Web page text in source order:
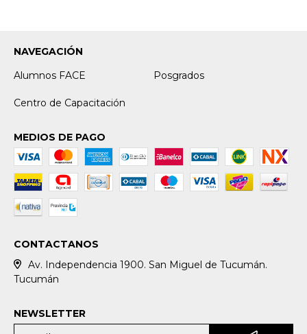
NAVEGACIÓN
Alumnos FACE
Posgrados
Centro de Capacitación
MEDIOS DE PAGO
CONTACTANOS
Av. Independencia 1900. San Miguel de Tucumán.
Tucumán
NEWSLETTER